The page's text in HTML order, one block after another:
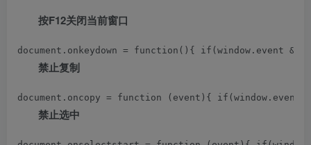
按F12关闭当前窗口
document.onkeydown = function(){ if(window.event &&
禁止复制
document.oncopy = function (event){
禁止选中